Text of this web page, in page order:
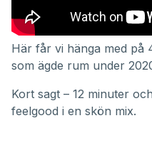
Här får vi hänga med på
som ägde rum under
Kort sagt – 12 minuter
feelgood i en skön mix.